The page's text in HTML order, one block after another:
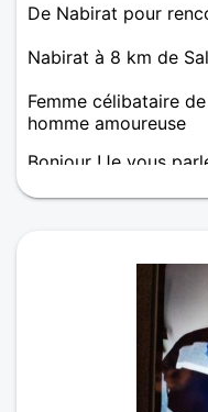
De Nabirat pour
Nabirat à 8 km de
Femme célibataire
homme amoureuse
Bonjour !Je vous
tout cas je suis ici